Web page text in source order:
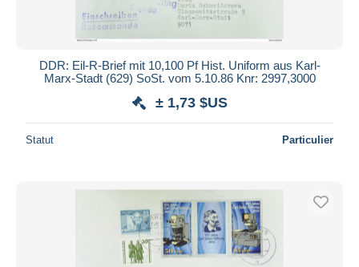
DDR: Eil-R-Brief mit 10,100 Pf Hist. Uniform aus Karl-
Marx-Stadt (629) SoSt. vom 5.10.86 Knr: 2997,3000
± 1,73 $US
Statut Particulier